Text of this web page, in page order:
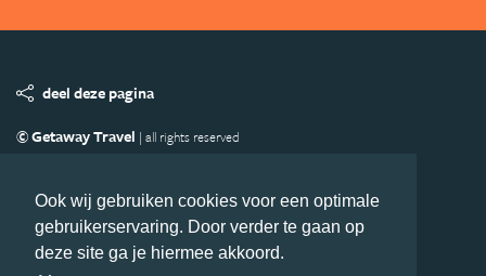
Ook wij gebruiken cookies voor een optimale
gebruikerservaring. Door verder te gaan op
deze site ga je hiermee akkoord.
deel deze pagina
© Getaway Travel | all rights reserved
Copyright
Privacy statement Disclaimer
Cookies
Volg MiddenAmerika.nl
Nieuwsbrief
Facebook